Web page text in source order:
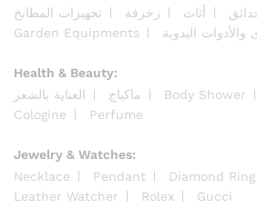
تجهيزات المطابخ
زخرفة أثاث
Garden Equipments
والأدوات اليدوية
Health & Beauty:
العناية بالشعر
ماكياج Body Shower
Cologine
Perfume
Jewelry & Watches:
Necklace
Pendant Diamond Ring
Leather Watcher
Rolex Gucci